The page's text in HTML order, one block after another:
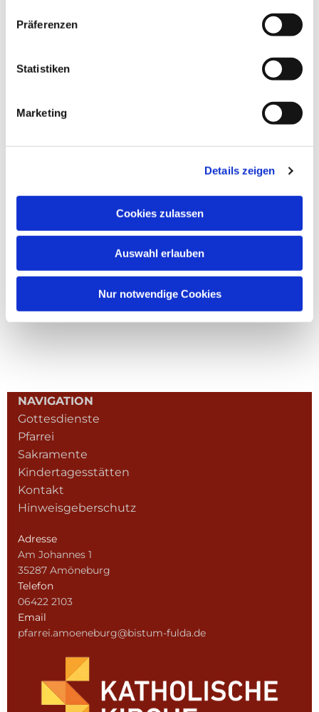
Präferenzen
Statistiken
Marketing
Details zeigen
Cookies zulassen
Auswahl erlauben
Nur notwendige Cookies
NAVIGATION
Gottesdienste
Pfarrei
Sakramente
Kindertagesstätten
Kontakt
Hinweisgeberschutz
Adresse
Am Johannes 1
35287 Amöneburg
Telefon
06422 2103
Email
pfarrei.amoeneburg@bistum-fulda.de